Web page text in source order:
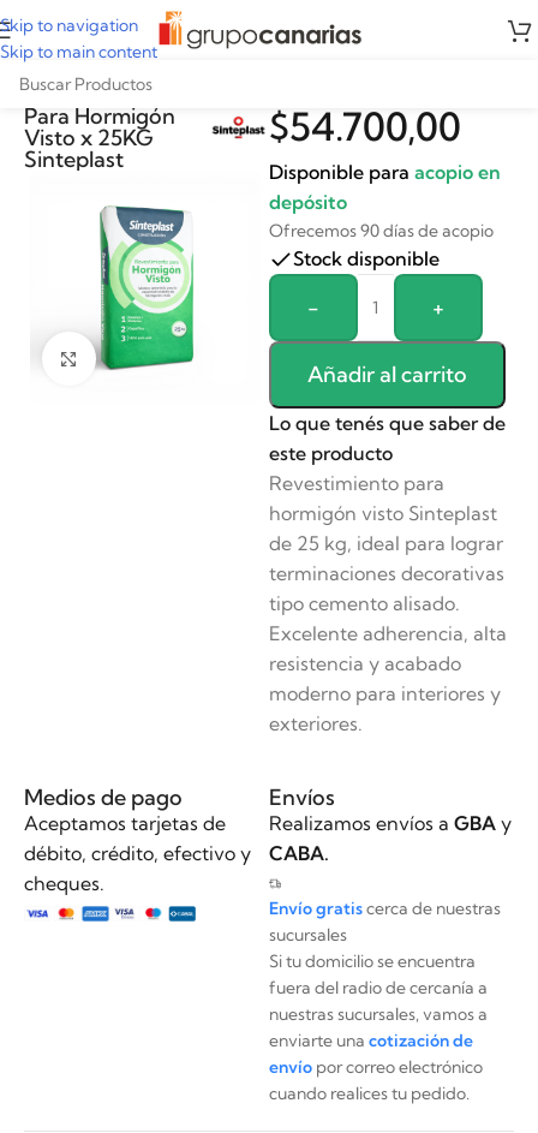
Skip to navigation
Skip to main content
Revestimiento
Para Hormigón
Visto x 25KG
Sinteplast
Clickee para agrandar
$54.700,00
Disponible para acopio en
depósito
Ofrecemos 90 días de acopio
Stock disponible
- +
Añadir al carrito
Alternative:
Lo que tenés que saber de
este producto
Revestimiento para
hormigón visto Sinteplast
de 25 kg, ideal para lograr
terminaciones decorativas
tipo cemento alisado.
Excelente adherencia, alta
resistencia y acabado
moderno para interiores y
exteriores.
Medios de pago
Aceptamos tarjetas de
débito, crédito, efectivo y
cheques.
Envíos
Realizamos envíos a GBAy
CABA.
Envío gratiscerca de nuestras
sucursales
Si tu domicilio se encuentra
fuera del radio de cercanía a
nuestras sucursales, vamos a
enviarte una cotización de
envíopor correo electrónico
cuando realices tu pedido.